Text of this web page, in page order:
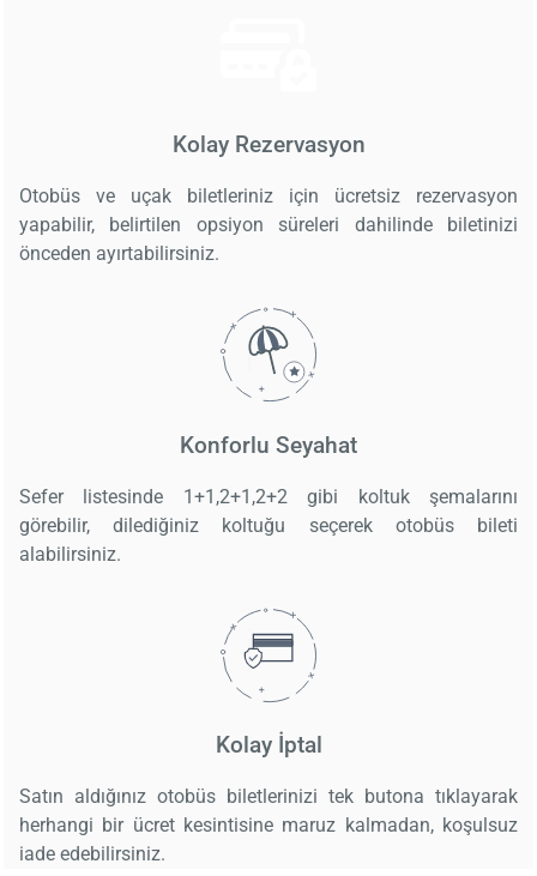
Kolay Rezervasyon
Otobüs ve uçak biletleriniz için ücretsiz rezervasyon
yapabilir, belirtilen opsiyon süreleri dahilinde biletinizi
önceden ayırtabilirsiniz.
Konforlu Seyahat
Sefer listesinde 1+1,2+1,2+2 gibi koltuk şemalarını
görebilir, dilediğiniz koltuğu seçerek otobüs bileti
alabilirsiniz.
Kolay İptal
Satın aldığınız otobüs biletlerinizi tek butona tıklayarak
herhangi bir ücret kesintisine maruz kalmadan, koşulsuz
iade edebilirsiniz.